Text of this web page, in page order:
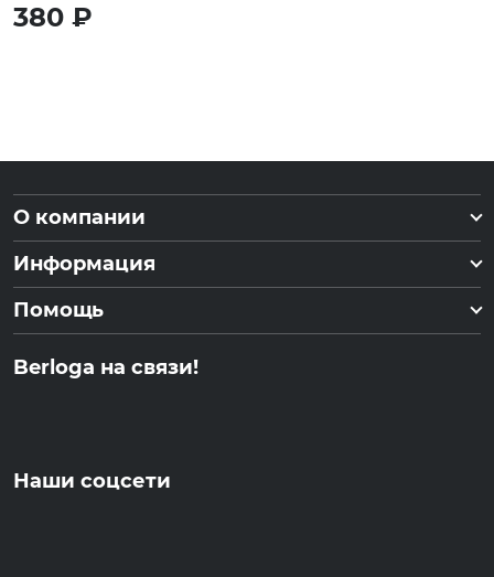
380 ₽
О компании
Информация
Помощь
Berloga на связи!
Наши соцсети